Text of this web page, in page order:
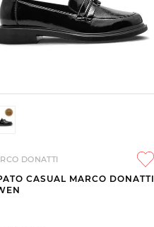
DONATTI
CASUAL MARCO DONATTI